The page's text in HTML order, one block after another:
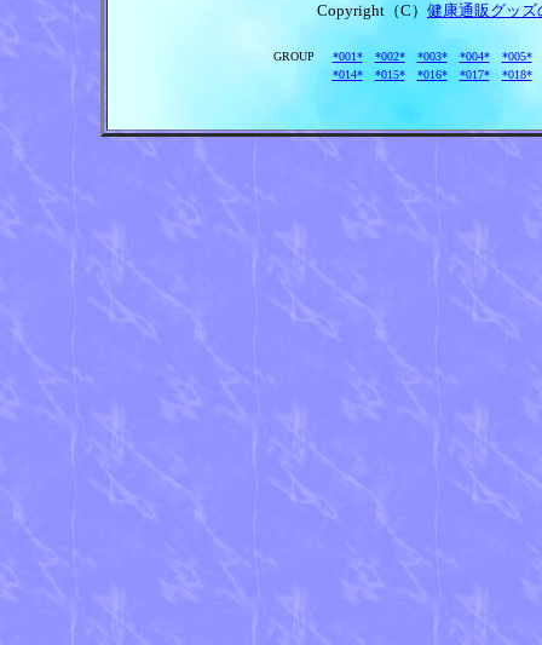
Copyright（C） 健康通販グッズ
GROUP *001* *002* *003* *004*
*005*
*014*
*015* *016* *017* *018*